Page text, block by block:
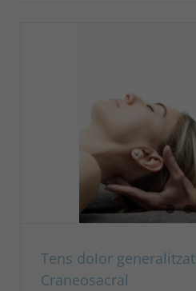
Tens dolor
Craneosacral